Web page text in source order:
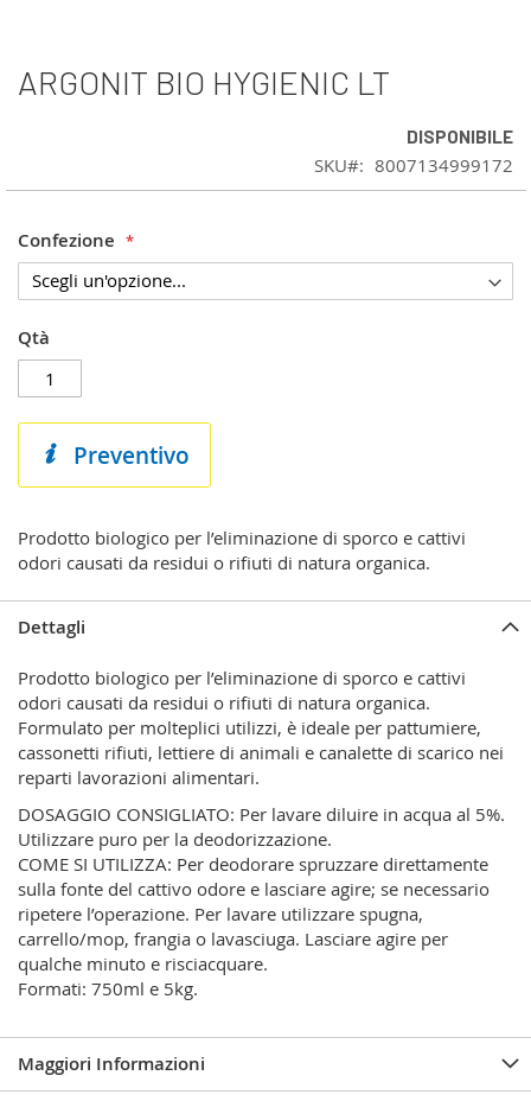
ARGONIT BIO HYGIENIC LT
DISPONIBILE
SKU 8007134999172
Confezione
Qtà
Preventivo
Prodotto biologico per l’eliminazione di sporco e cattivi
odori causati da residui o rifiuti di natura organica.
Vai
all'inizio
immagini
Dettagli
Prodotto biologico per l’eliminazione di sporco e cattivi
odori causati da residui o rifiuti di natura organica.
Formulato per molteplici utilizzi, è ideale per pattumiere,
cassonetti rifiuti, lettiere di animali e canalette di scarico nei
reparti lavorazioni alimentari.
DOSAGGIO CONSIGLIATO: Per lavare diluire in acqua al 5%.
Utilizzare puro per la deodorizzazione.
COME SI UTILIZZA: Per deodorare spruzzare direttamente
sulla fonte del cattivo odore e lasciare agire; se necessario
ripetere l’operazione. Per lavare utilizzare spugna,
carrello/mop, frangia o lavasciuga. Lasciare agire per
qualche minuto e risciacquare.
Formati: 750ml e 5kg.
Maggiori Informazioni